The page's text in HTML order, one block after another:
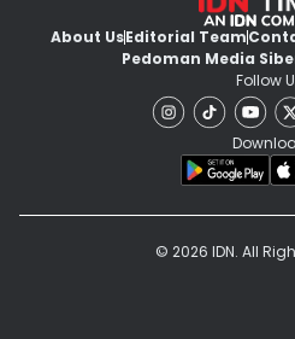
About UsEditorial Team
Pedoman Media
Follow
© 2026 IDN. All